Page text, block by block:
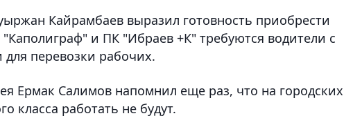
Кайрамбаев выразил готовность приобрести
и ПК "Ибраев +К" требуются водители с
перевозки рабочих.
Ермак Салимов напомнил еще раз, что на городских
класса работать не будут.